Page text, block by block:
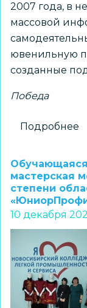
2007 года, в
массовой
ювенильную
созданные
Победа
Подробнее
–
мастерская
степени
10 декабря